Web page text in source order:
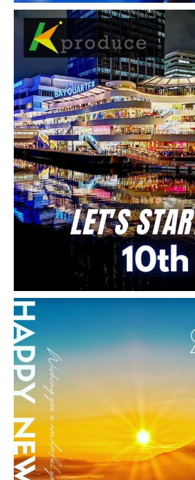
URL：http://www.src-sendai.com/
Google検索結果
現在計測中
特記事項
当ランディングページ経由で仙台
なげていただいております。
[myphp file=’contact_info’]
Facebook
Hatena